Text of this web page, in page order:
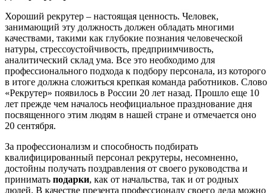
Хороший рекрутер – настоящая ценность. Человек,
занимающий эту должность должен обладать многими
качествами, такими как глубокие познания человеческой
натуры, стрессоустойчивость, предприимчивость,
аналитический склад ума. Все это необходимо для
профессионального подхода к подбору персонала, из которого
в итоге должна сложиться крепкая команда работников. Слово
«Рекрутер» появилось в России 20 лет назад. Прошло еще 10
лет прежде чем началось неофициальное празднование дня
посвященного этим людям в нашей стране и отмечается оно
20 сентября.
За профессионализм и способность подбирать
квалифицированный персонал рекрутеры, несомненно,
достойны получать поздравления от своего руководства и
принимать подарки, как от начальства, так и от родных
людей. В качестве презента профессионалу своего дела можно